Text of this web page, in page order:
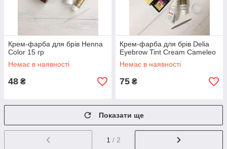
Крем-фарба для брів Henna
Color 15 гр
Немає в наявності
48 ₴
Крем-фарба для брів Delia
Eyebrow Tint Cream Cameleo
Немає в наявності
75 ₴
Показати ще
1 / 2